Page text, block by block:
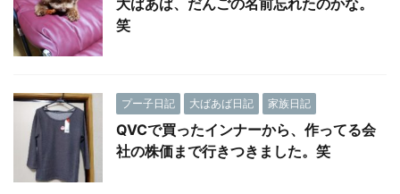
大ばあば、だんごの名前忘れたのかな。
笑
プー子日記 大ばあば日記 家族日記
QVCで買ったインナーから、作ってる会
社の株価まで行きつきました。笑